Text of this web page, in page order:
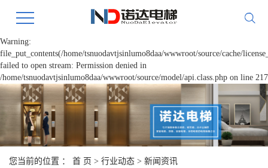
Warning:
file_put_contents(/home/tsnuodavtjsinlumo8daa/wwwroot/source/cache/
failed to open stream: Permission denied in
/home/tsnuodavtjsinlumo8daa/wwwroot/source/model/api.class.php on line 217
您当前的位置 ： 首 页 > 行业动态 > 新闻资讯